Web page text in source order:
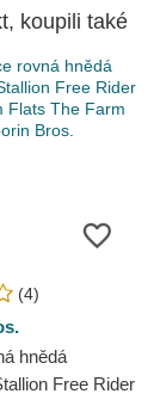
koupili také
(4)
hnědá
Free Rider